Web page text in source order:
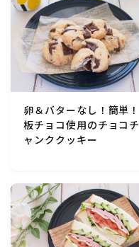
卵＆バターなし！簡単！
板チョコ使用のチョコチ
ャンククッキー